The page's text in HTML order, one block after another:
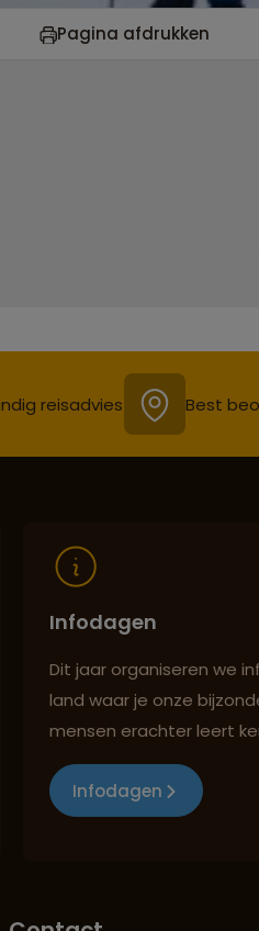
Pagina afdrukken
reisadvies Best
Infodagen
Dit jaar organiseren we
land waar je onze
mensen erachter leert
Infodagen